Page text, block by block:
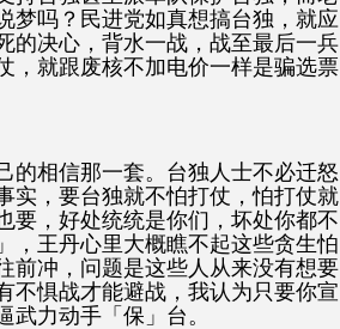
梦吗？民进党如真想搞台独，就应
的决心，背水一战，战至最后一兵
，就跟废核不加电价一样是骗选票
的相信那一套。台独人士不必迁怒
实，要台独就不怕打仗，怕打仗就
要，好处统统是你们，坏处你都不
，王丹心里大概瞧不起这些贪生怕
前冲，问题是这些人从来没有想要
不惧战才能避战，我认为只要你宣
力动手「保」台。